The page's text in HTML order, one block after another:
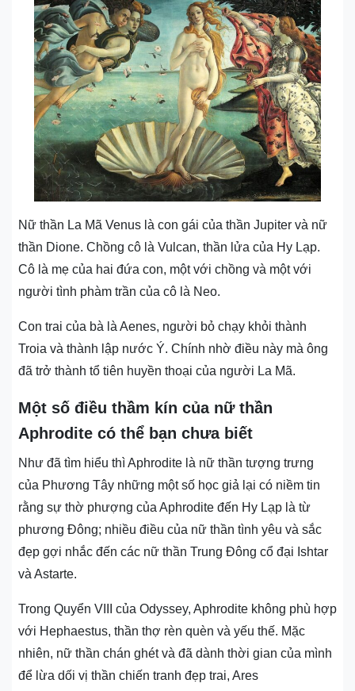
Nữ thần La Mã Venus là con gái của thần Jupiter và nữ
thần Dione. Chồng cô là Vulcan, thần lửa của Hy Lạp.
Cô là mẹ của hai đứa con, một với chồng và một với
người tình phàm trần của cô là Neo.
Con trai của bà là Aenes, người bỏ chạy khỏi thành
Troia và thành lập nước Ý. Chính nhờ điều này mà ông
đã trở thành tổ tiên huyền thoại của người La Mã.
Một số điều thầm kín của nữ thần
Aphrodite có thể bạn chưa biết
Như đã tìm hiểu thì Aphrodite là nữ thần tượng trưng
của Phương Tây những một số học giả lại có niềm tin
rằng sự thờ phượng của Aphrodite đến Hy Lạp là từ
phương Đông; nhiều điều của nữ thần tình yêu và sắc
đẹp gợi nhắc đến các nữ thần Trung Đông cổ đại Ishtar
và Astarte.
Trong Quyển VIII của Odyssey, Aphrodite không phù hợp
với Hephaestus, thần thợ rèn quèn và yếu thế. Mặc
nhiên, nữ thần chán ghét và đã dành thời gian của mình
để lừa dối vị thần chiến tranh đẹp trai, Ares